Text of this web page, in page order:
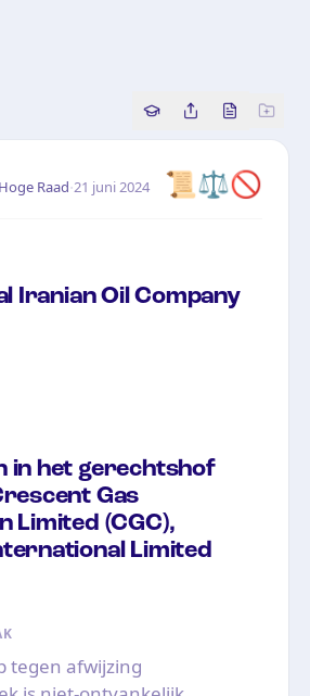
Copy source
Share this
Bekijk
📜⚖️🚫
Hoge Raad·21 juni 2024
Iranian Oil Company
in het gerechtshof
Gas
Limited (CGC),
Limited
tegen afwijzing